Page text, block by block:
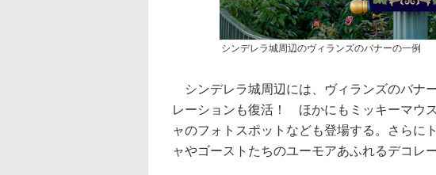
シンデレラ城周辺のヴィランズのバナーの一例
シンデレラ城周辺には、ヴィランズのバナ
レーションも復活！ ほかにもミッキーマウ
ャのフォトスポットなども登場する。さらに
ャやゴーストたちのユーモアあふれるデコレ